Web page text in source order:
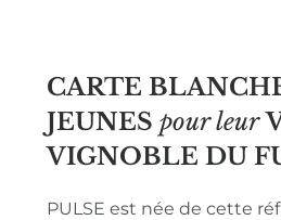
CARTE
JEUNES pour leur
VIGNOBLE DU
PULSE est née de cette